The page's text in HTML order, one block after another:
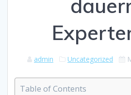
admin Uncategorized
Table of Contents